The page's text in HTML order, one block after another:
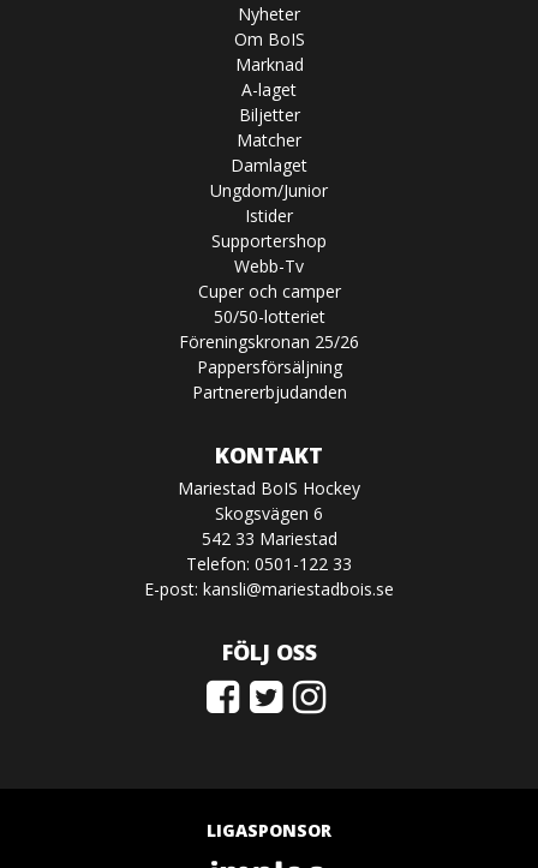
Nyheter
Om BoIS
Marknad
A-laget
Biljetter
Matcher
Damlaget
Ungdom/Junior
Istider
Supportershop
Webb-Tv
Cuper och camper
50/50-lotteriet
Föreningskronan 25/26
Pappersförsäljning
Partnererbjudanden
KONTAKT
Mariestad BoIS Hockey
Skogsvägen 6
542 33 Mariestad
Telefon: 0501-122 33
E-post: kansli@mariestadbois.se
FÖLJ OSS
LIGASPONSOR